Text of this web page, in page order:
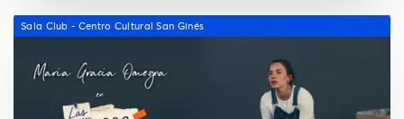
Sala Club - Centro Cultural San Ginés